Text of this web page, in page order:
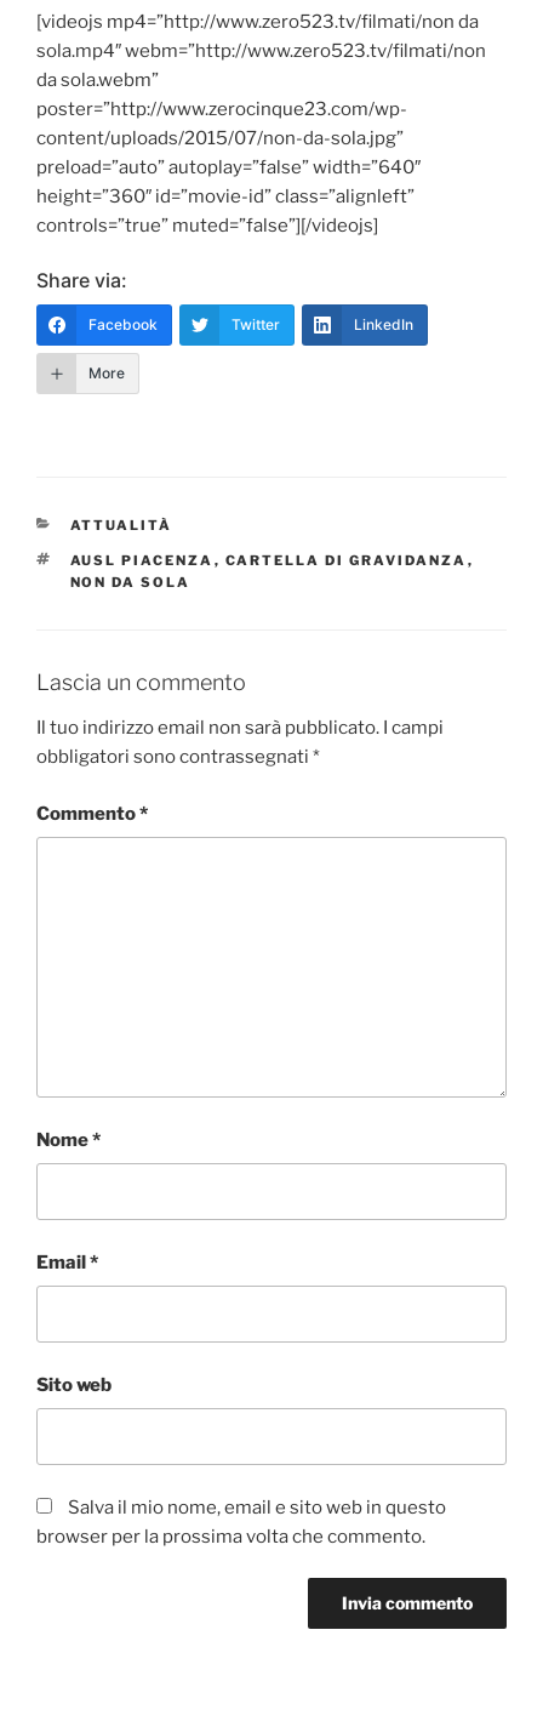
[videojs mp4=”http://www.zero523.tv/filmati/non da
sola.mp4″ webm=”http://www.zero523.tv/filmati/non
da sola.webm”
poster=”http://www.zerocinque23.com/wp-
content/uploads/2015/07/non-da-sola.jpg”
preload=”auto” autoplay=”false” width=”640″
height=”360″ id=”movie-id” class=”alignleft”
controls=”true” muted=”false”][/videojs]
Share via:
Facebook Twitter LinkedIn
More
CATEGORIE
ATTUALITÀ
TAG
AUSL PIACENZA , CARTELLA DI GRAVIDANZA ,
NON DA SOLA
Lascia un commento
Il tuo indirizzo email non sarà pubblicato. I campi
obbligatori sono contrassegnati *
Commento*
Nome*
Email*
Sito web
Salva il mio nome, email e sito web in questo
browser per la prossima volta che commento.